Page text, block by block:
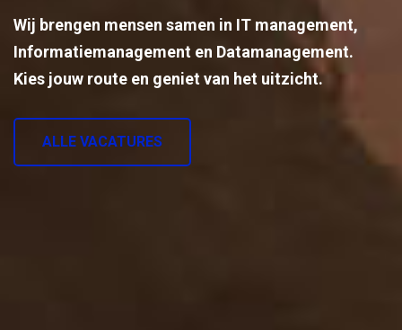
Wij brengen mensen samen in IT management,
Informatiemanagement en Datamanagement.
Kies jouw route en geniet van het uitzicht.
ALLE VACATURES